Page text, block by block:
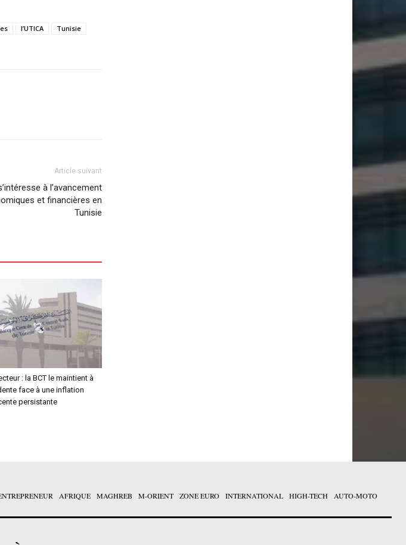
l’UTICA
Tunisie
Article suivant
à l’avancement
et financières en
Tunisie
: la BCT le maintient à
face à une inflation
persistante
AFRIQUE MAGHREB M-ORIENT ZONE EURO INTERNATIONAL HIGH-TECH AUTO-MOTO